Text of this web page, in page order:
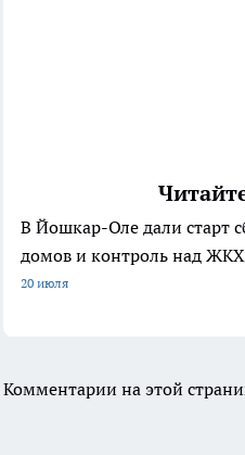
В Йошкар-Оле дали старт
домов и контроль над ЖКХ
20 июля
Комментарии на этой